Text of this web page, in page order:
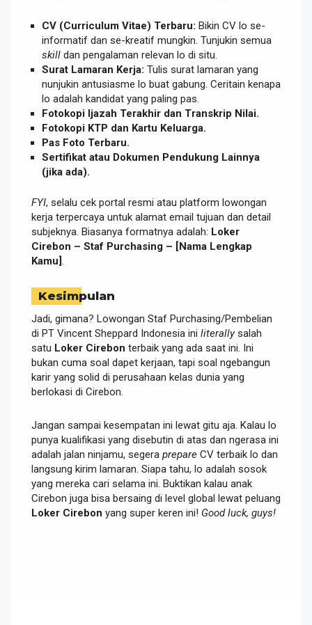
CV (Curriculum Vitae) Terbaru: Bikin CV lo se-
informatif dan se-kreatif mungkin. Tunjukin semua
skill dan pengalaman relevan lo di situ.
Surat Lamaran Kerja: Tulis surat lamaran yang
nunjukin antusiasme lo buat gabung. Ceritain kenapa
lo adalah kandidat yang paling pas.
Fotokopi Ijazah Terakhir dan Transkrip Nilai.
Fotokopi KTP dan Kartu Keluarga.
Pas Foto Terbaru.
Sertifikat atau Dokumen Pendukung Lainnya
(jika ada).
FYI, selalu cek portal resmi atau platform lowongan
kerja terpercaya untuk alamat email tujuan dan detail
subjeknya. Biasanya formatnya adalah: Loker
Cirebon – Staf Purchasing – [Nama Lengkap
Kamu]
Kesimpulan
Jadi, gimana? Lowongan Staf Purchasing/Pembelian
di PT Vincent Sheppard Indonesia ini literallysalah
satu Loker Cirebon terbaik yang ada saat ini. Ini
bukan cuma soal dapet kerjaan, tapi soal ngebangun
karir yang solid di perusahaan kelas dunia yang
berlokasi di Cirebon.
Jangan sampai kesempatan ini lewat gitu aja. Kalau lo
punya kualifikasi yang disebutin di atas dan ngerasa ini
adalah jalan ninjamu, segera prepare CV terbaik lo dan
langsung kirim lamaran. Siapa tahu, lo adalah sosok
yang mereka cari selama ini. Buktikan kalau anak
Cirebon juga bisa bersaing di level global lewat peluang
Loker Cirebon yang super keren ini! Good luck, guys!